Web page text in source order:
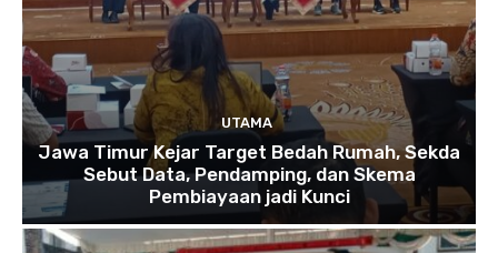
UTAMA
Jawa Timur Kejar Target Bedah Rumah, Sekda
Sebut Data, Pendamping, dan Skema
Pembiayaan jadi Kunci